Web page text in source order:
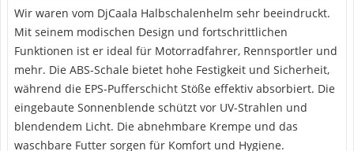
Wir waren vom DjCaala Halbschalenhelm sehr beeindruckt.
Mit seinem modischen Design und fortschrittlichen
Funktionen ist er ideal für Motorradfahrer, Rennsportler und
mehr. Die ABS-Schale bietet hohe Festigkeit und Sicherheit,
während die EPS-Pufferschicht Stöße effektiv absorbiert. Die
eingebaute Sonnenblende schützt vor UV-Strahlen und
blendendem Licht. Die abnehmbare Krempe und das
waschbare Futter sorgen für Komfort und Hygiene.